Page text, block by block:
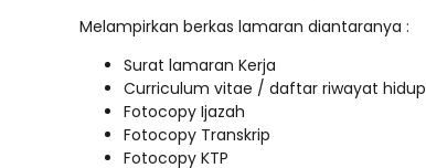
Melampirkan berkas lamaran diantaranya :
Surat lamaran Kerja
Curriculum vitae / daftar riwayat hidup
Fotocopy Ijazah
Fotocopy Transkrip
Fotocopy KTP